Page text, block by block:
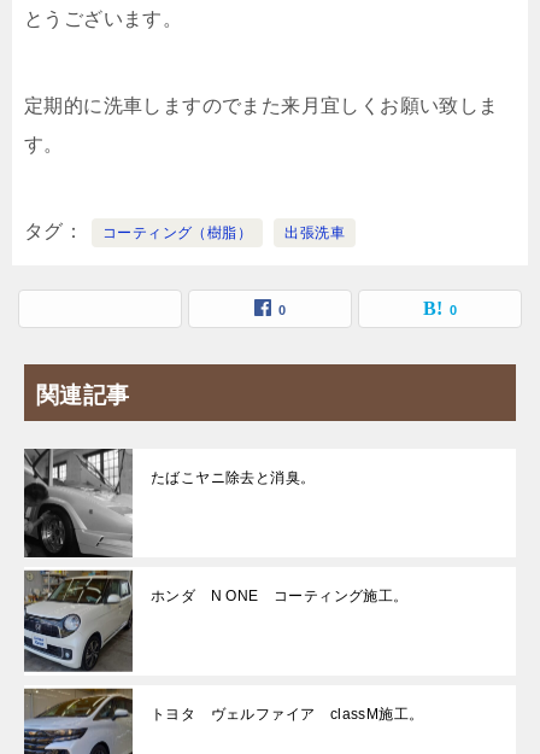
とうございます。
定期的に洗車しますのでまた来月宜しくお願い致しま
す。
タグ コーティング（樹脂） 出張洗車
0 0
関連記事
たばこヤニ除去と消臭。
ホンダ N ONE コーティング施工。
トヨタ ヴェルファイア classM施工。